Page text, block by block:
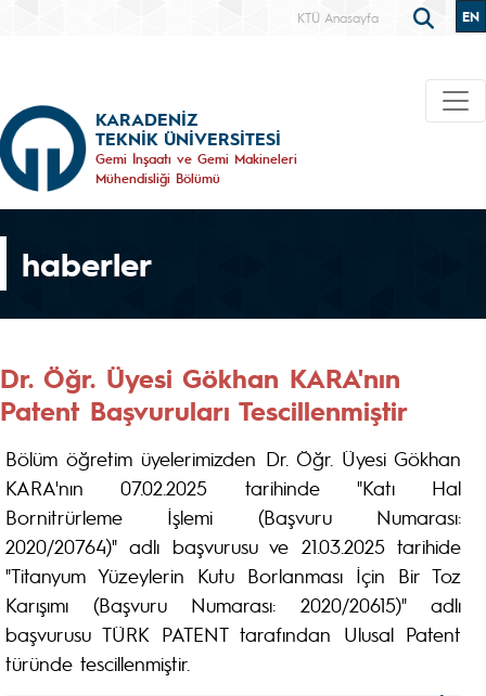
KTÜ Anasayfa EN
KARADENİZ
TEKNİK ÜNİVERSİTESİ
Gemi İnşaatı ve Gemi Makineleri
Mühendisliği Bölümü
haberler
Dr. Öğr. Üyesi Gökhan KARA'nın
Patent Başvuruları Tescillenmiştir
Bölüm öğretim üyelerimizden Dr. Öğr. Üyesi Gökhan
KARA'nın 07.02.2025 tarihinde "Katı Hal
Bornitrürleme İşlemi (Başvuru Numarası:
2020/20764)" adlı başvurusu ve 21.03.2025 tarihide
"Titanyum Yüzeylerin Kutu Borlanması İçin Bir Toz
Karışımı (Başvuru Numarası: 2020/20615)" adlı
başvurusu TÜRK PATENT tarafından Ulusal Patent
türünde tescillenmiştir.